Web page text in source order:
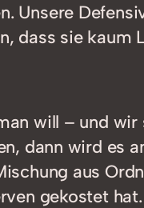
Unsere
dass sie kaum
will – und
dann wird es
aus
gekostet hat.